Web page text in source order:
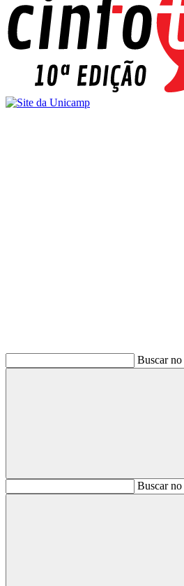
Buscar no
BuscarBuscar no